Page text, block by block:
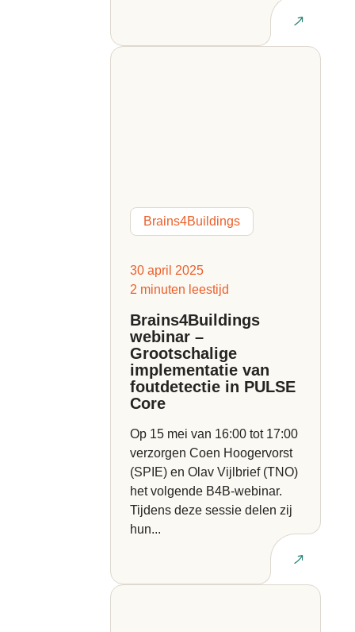
Lees artikel
Brains4Buildings
30 april 2025
2 minuten leestijd
Brains4Buildings
webinar –
Grootschalige
implementatie van
foutdetectie in PULSE
Core
Op 15 mei van 16:00 tot 17:00
verzorgen Coen Hoogervorst
(SPIE) en Olav Vijlbrief (TNO)
het volgende B4B-webinar.
Tijdens deze sessie delen zij
hun...
Lees artikel